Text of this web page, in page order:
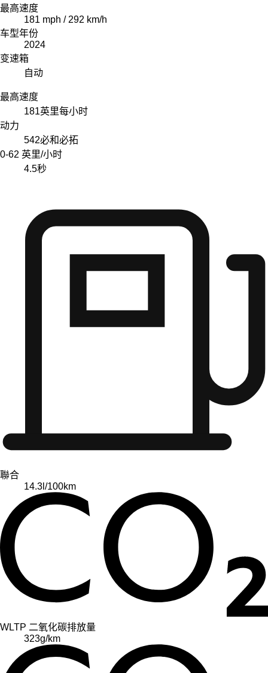
最高速度
181 mph / 292 km/h
车型年份
2024
变速箱
自动
最高速度
181英里每小时
动力
542必和必拓
0-62 英里/小时
4.5秒
聯合
14.3 l/100km
WLTP 二氧化碳排放量
323g/km